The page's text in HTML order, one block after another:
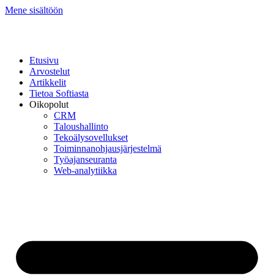
Mene sisältöön
Etusivu
Arvostelut
Artikkelit
Tietoa Softiasta
Oikopolut
CRM
Taloushallinto
Tekoälysovellukset
Toiminnan­ohjausjärjestelmä
Työajanseuranta
Web-analytiikka